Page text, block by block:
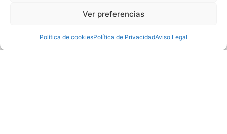
Ver preferencias
Política de cookiesPolítica de PrivacidadAviso Legal
Cabezas de anclajes
Accesorios geotécnicos